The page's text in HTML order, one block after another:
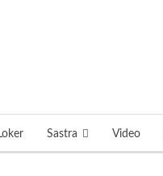
Sastra Video